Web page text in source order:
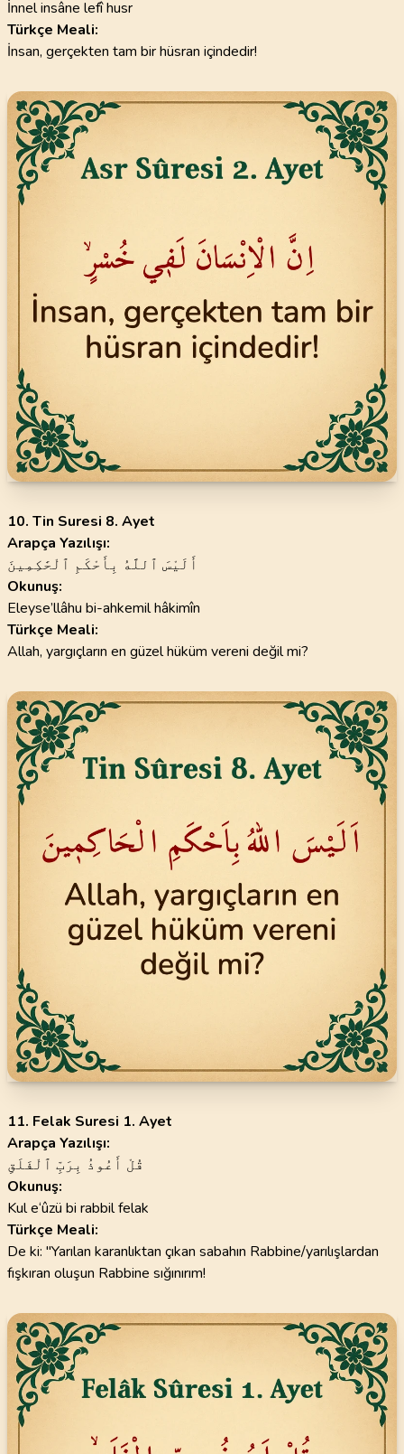
İnnel insâne lefî husr
Türkçe Meali:
İnsan, gerçekten tam bir hüsran içindedir!
10. Tin Suresi 8. Ayet
Arapça Yazılışı:
أَلَيْسَ ٱللَّهُ بِأَحْكَمِ ٱلْحَٰكِمِينَ
Okunuş:
Eleyse’llâhu bi-ahkemil hâkimîn
Türkçe Meali:
Allah, yargıçların en güzel hüküm vereni değil mi?
11. Felak Suresi 1. Ayet
Arapça Yazılışı:
قُلْ أَعُوذُ بِرَبِّ ٱلْفَلَقِ
Okunuş:
Kul e‘ûzü bi rabbil felak
Türkçe Meali:
De ki: "Yarılan karanlıktan çıkan sabahın Rabbine/yarılışlardan
fışkıran oluşun Rabbine sığınırım!